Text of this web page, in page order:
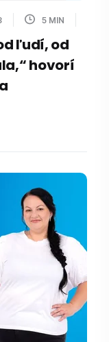
5 MIN
ľudí, od
hovorí